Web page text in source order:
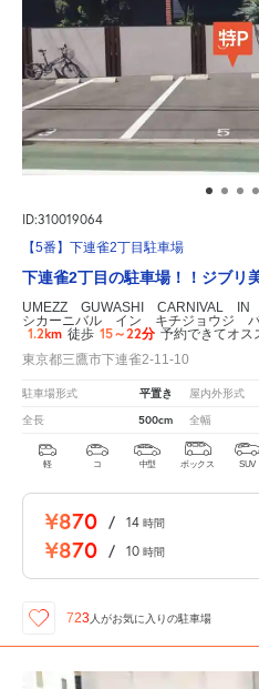
ID:310019064
【5番】下連雀2丁目駐車場
下連雀2丁目の駐車場！！ジブリ
UMEZZ GUWASHI CARNIVAL IN
シカーニバル イン キチジョウジ パ
1.2km 徒歩 15～22分 予約できてオス
東京都三鷹市下連雀2-11-10
駐車場形式 平置き 屋内外形式
全長 500cm 全幅
軽 コ 中型 ボックス SUV
¥870 / 14 時間
¥870 / 10 時間
723人がお気に入りの駐車場